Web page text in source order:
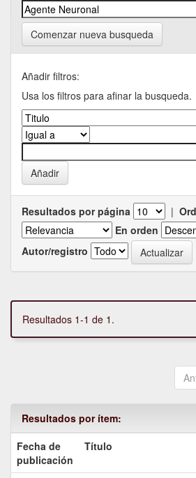
Comenzar nueva busqueda
Añadir filtros:
Usa los filtros para afinar la busqueda.
Resultados por página |
En orden
Autor/registro
Resultados 1-1 de 1.
Resultados por ítem:
Fecha de
publicación
Título